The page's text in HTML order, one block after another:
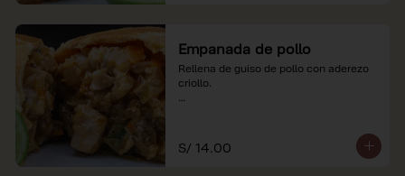
Empanada de pollo
Rellena de guiso de pollo con aderezo
criollo.
S/ 14.00